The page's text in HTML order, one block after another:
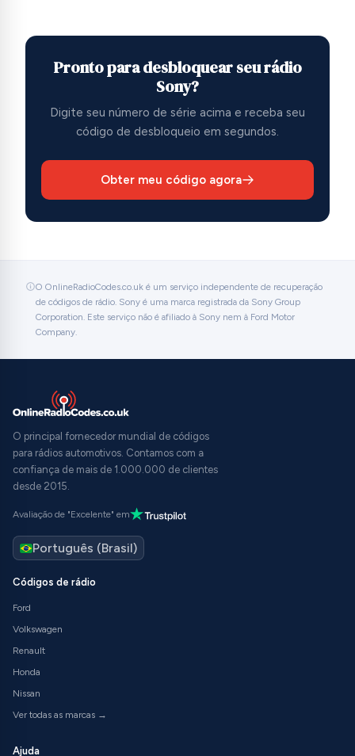
Pronto para desbloquear seu rádio
Sony?
Digite seu número de série acima e receba seu
código de desbloqueio em segundos.
Obter meu código agora
O OnlineRadioCodes.co.uk é um serviço independente de recuperação
de códigos de rádio. Sony é uma marca registrada da Sony Group
Corporation. Este serviço não é afiliado à Sony nem à Ford Motor
Company.
O principal fornecedor mundial de códigos
para rádios automotivos. Contamos com a
confiança de mais de 1.000.000 de clientes
desde 2015.
Avaliação de "Excelente" em
Códigos de rádio
Ford
Volkswagen
Renault
Honda
Nissan
Ver todas as marcas →
Ajuda